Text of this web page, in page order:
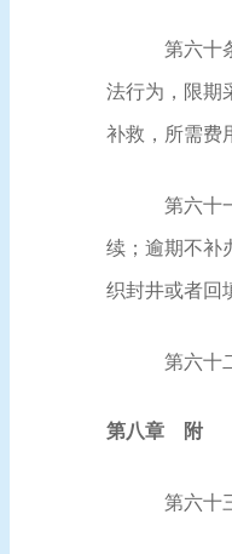
第六十
法行为，限期
补救，所需费
第六十
续；逾期不补
织封井或者回
第六十
第八章 附
第六十